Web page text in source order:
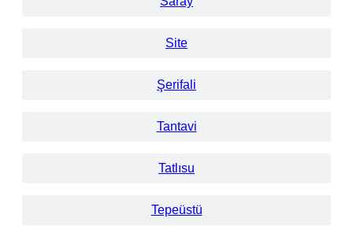
Site
Şerifali
Tantavi
Tatlısu
Tepeüstü